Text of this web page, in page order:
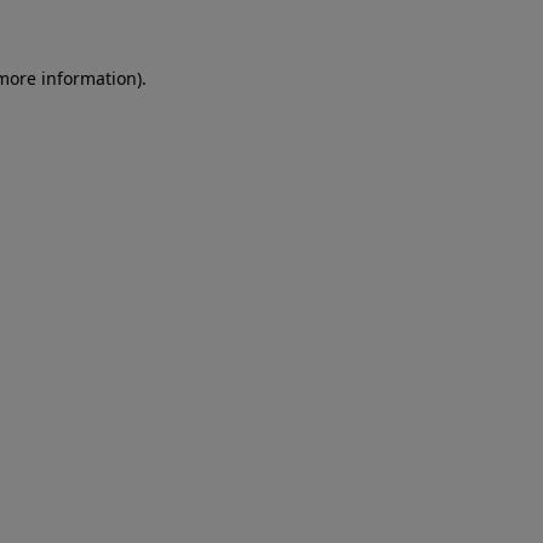
information).